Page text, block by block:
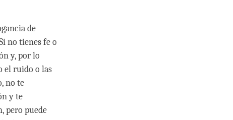
de
no tienes fe o
y, por lo
el ruido o las
no te
y te
pero puede